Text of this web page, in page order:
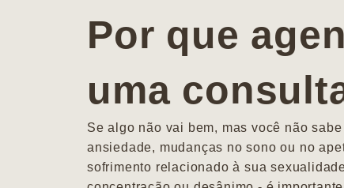
Por que
uma
Se algo não vai bem, mas você não
ansiedade, mudanças no sono ou no
sofrimento relacionado à sua